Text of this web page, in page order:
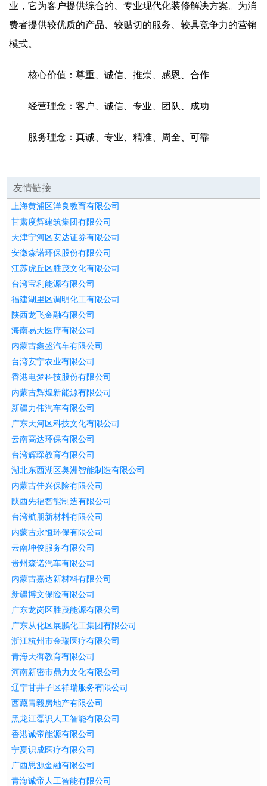
业，它为客户提供综合的、专业现代化装修解决方案。为消
费者提供较优质的产品、较贴切的服务、较具竞争力的营销
模式。
核心价值：尊重、诚信、推崇、感恩、合作
经营理念：客户、诚信、专业、团队、成功
服务理念：真诚、专业、精准、周全、可靠
友情链接
上海黄浦区洋良教育有限公司
甘肃度辉建筑集团有限公司
天津宁河区安达证券有限公司
安徽森诺环保股份有限公司
江苏虎丘区胜茂文化有限公司
台湾宝利能源有限公司
福建湖里区调明化工有限公司
陕西龙飞金融有限公司
海南易天医疗有限公司
内蒙古鑫盛汽车有限公司
台湾安宁农业有限公司
香港电梦科技股份有限公司
内蒙古辉煌新能源有限公司
新疆力伟汽车有限公司
广东天河区科技文化有限公司
云南高达环保有限公司
台湾辉琛教育有限公司
湖北东西湖区奥洲智能制造有限公司
内蒙古佳兴保险有限公司
陕西先福智能制造有限公司
台湾航朋新材料有限公司
内蒙古永恒环保有限公司
云南坤俊服务有限公司
贵州森诺汽车有限公司
内蒙古嘉达新材料有限公司
新疆博文保险有限公司
广东龙岗区胜茂能源有限公司
广东从化区展鹏化工集团有限公司
浙江杭州市金瑞医疗有限公司
青海天御教育有限公司
河南新密市鼎力文化有限公司
辽宁甘井子区祥瑞服务有限公司
西藏青毅房地产有限公司
黑龙江磊识人工智能有限公司
香港诚帝能源有限公司
宁夏识成医疗有限公司
广西思源金融有限公司
青海诚帝人工智能有限公司